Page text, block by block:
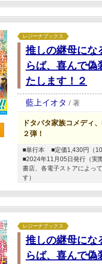
レジーナブックス
推しの継母にな
らば、喜んで偽
たします！２
藍上イオタ / 著
ドタバタ家族コメディ
２弾！
■単行本
■定価1,430円（
■2024年11月05日発行（実
書店、各電子ストアによっ
す）
レジーナブックス
推しの継母にな
らば、喜んで偽